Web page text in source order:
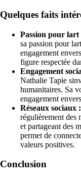
Quelques faits
Passion pour lart
sa passion pour
engagement
figure respectée
Engagement
Nathalie Tapie
humanitaires. Sa
engagement
Réseaux sociaux :
régulièrement des
et partageant des
permet de
valeurs positives.
Conclusion